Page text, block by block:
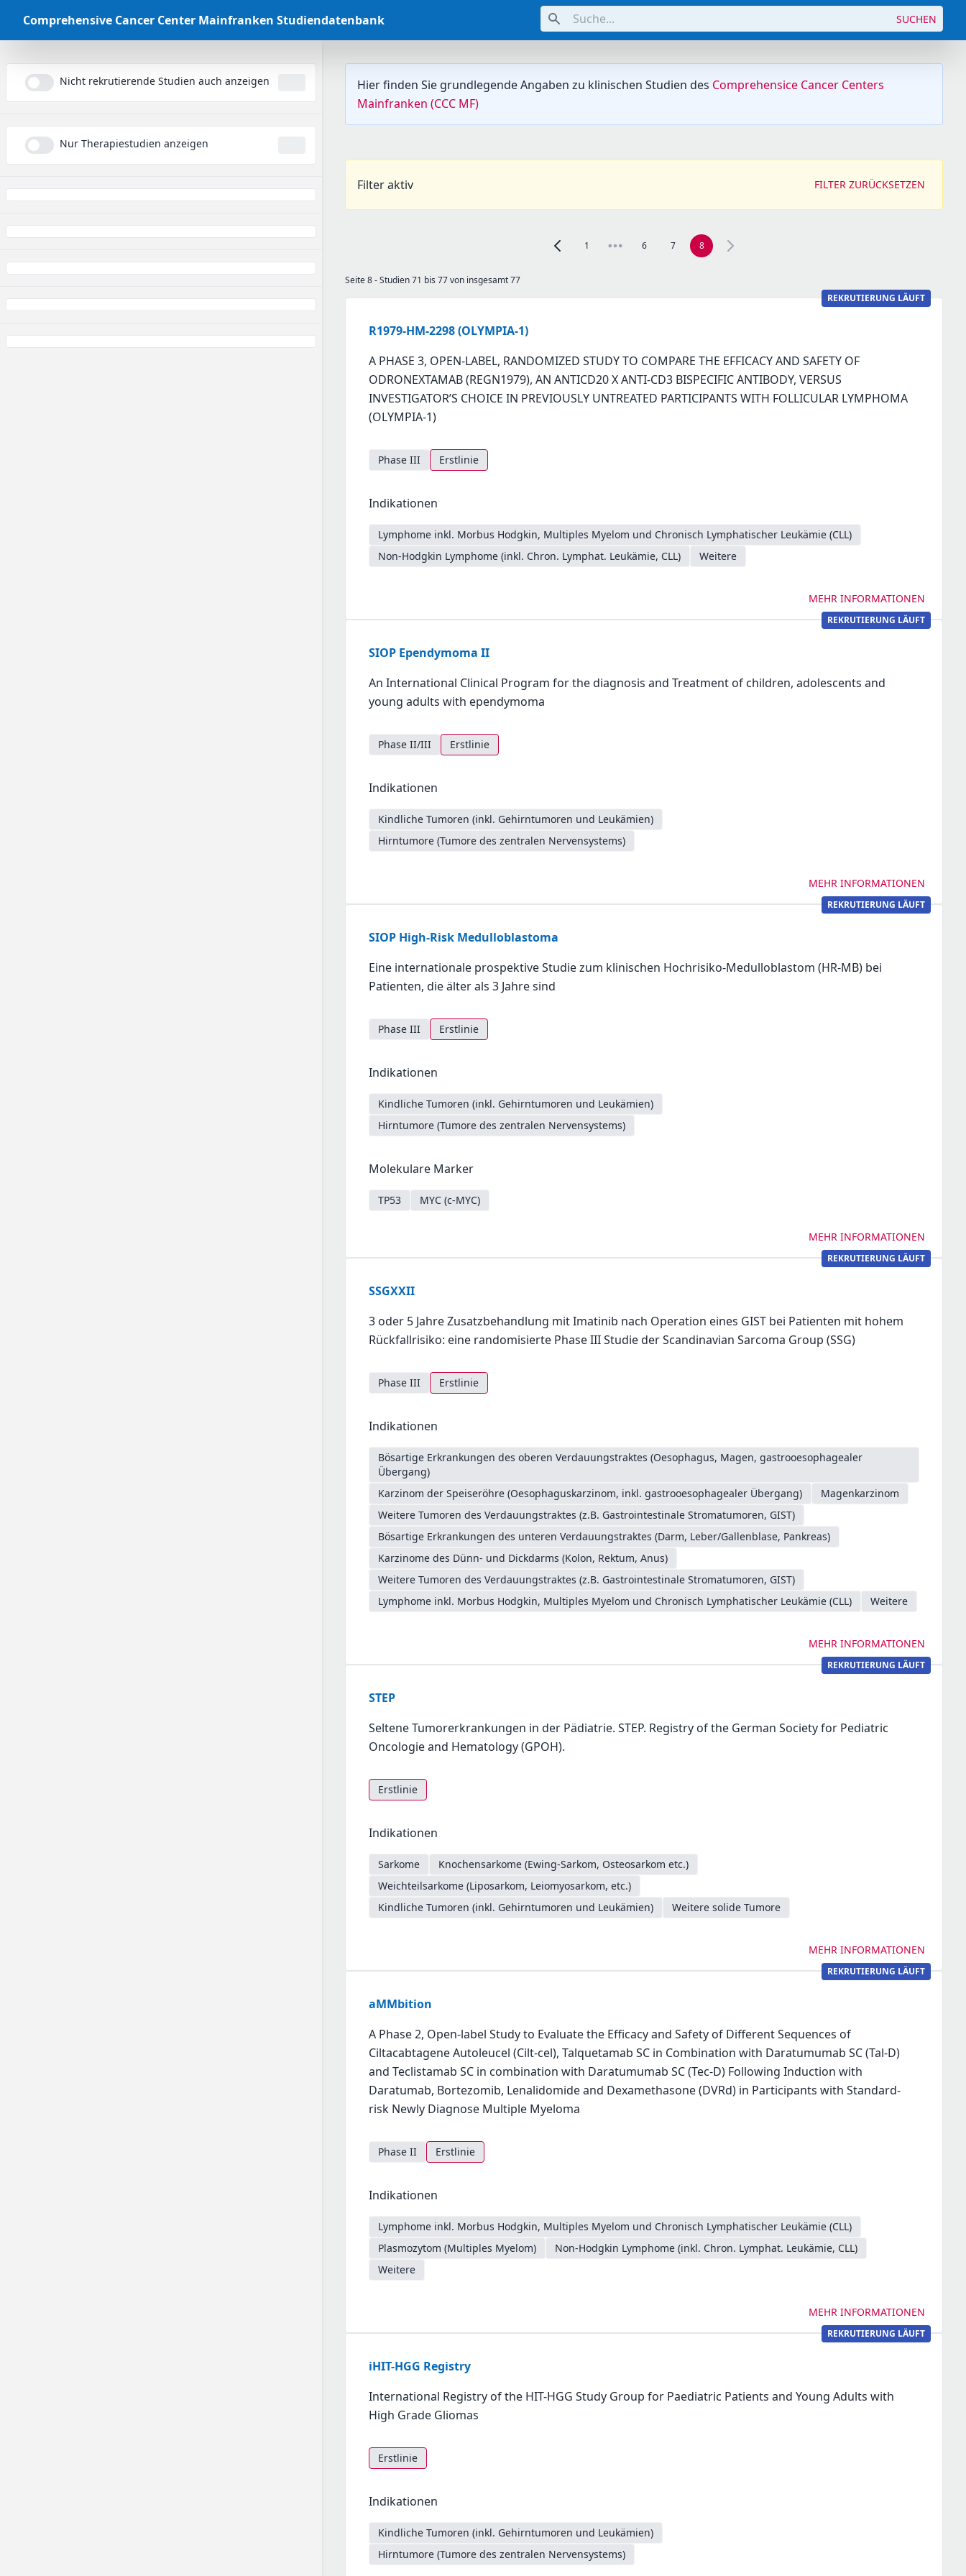
Comprehensive Cancer Center Mainfranken Studiendatenbank
Nicht rekrutierende Studien auch anzeigen
Nur Therapiestudien anzeigen
Hier finden Sie grundlegende Angaben zu klinischen Studien des Comprehensice Cancer Centers
Mainfranken (CCC MF)
Suche... SUCHEN
Filter aktiv FILTER ZURÜCKSETZEN
Zur vorherigen Seite, Seite 7 navigieren
1 6 7 8
Seite 8 - Studien 71 bis 77 von insgesamt 77
REKRUTIERUNG LÄUFT
R1979-HM-2298 (OLYMPIA-1)
A PHASE 3, OPEN-LABEL, RANDOMIZED STUDY TO COMPARE THE EFFICACY AND SAFETY OF
ODRONEXTAMAB (REGN1979), AN ANTICD20 X ANTI-CD3 BISPECIFIC ANTIBODY, VERSUS
INVESTIGATOR’S CHOICE IN PREVIOUSLY UNTREATED PARTICIPANTS WITH FOLLICULAR LYMPHOMA
(OLYMPIA-1)
Phase III Erstlinie
Indikationen
Lymphome inkl. Morbus Hodgkin, Multiples Myelom und Chronisch Lymphatischer Leukämie (CLL)
Non-Hodgkin Lymphome (inkl. Chron. Lymphat. Leukämie, CLL)
Weitere
MEHR INFORMATIONEN
REKRUTIERUNG LÄUFT
SIOP Ependymoma II
An International Clinical Program for the diagnosis and Treatment of children, adolescents and
young adults with ependymoma
Phase II/III Erstlinie
Indikationen
Kindliche Tumoren (inkl. Gehirntumoren und Leukämien)
Hirntumore (Tumore des zentralen Nervensystems)
MEHR INFORMATIONEN
REKRUTIERUNG LÄUFT
SIOP High-Risk Medulloblastoma
Eine internationale prospektive Studie zum klinischen Hochrisiko-Medulloblastom (HR-MB) bei
Patienten, die älter als 3 Jahre sind
Phase III Erstlinie
Indikationen
Kindliche Tumoren (inkl. Gehirntumoren und Leukämien)
Hirntumore (Tumore des zentralen Nervensystems)
Molekulare Marker
TP53 MYC (c-MYC)
MEHR INFORMATIONEN
REKRUTIERUNG LÄUFT
SSGXXII
3 oder 5 Jahre Zusatzbehandlung mit Imatinib nach Operation eines GIST bei Patienten mit hohem
Rückfallrisiko: eine randomisierte Phase III Studie der Scandinavian Sarcoma Group (SSG)
Phase III Erstlinie
Indikationen
Bösartige Erkrankungen des oberen Verdauungstraktes (Oesophagus, Magen, gastrooesophagealer
Übergang)
Karzinom der Speiseröhre (Oesophaguskarzinom, inkl. gastrooesophagealer Übergang)
Magenkarzinom
Weitere Tumoren des Verdauungstraktes (z.B. Gastrointestinale Stromatumoren, GIST)
Bösartige Erkrankungen des unteren Verdauungstraktes (Darm, Leber/Gallenblase, Pankreas)
Karzinome des Dünn- und Dickdarms (Kolon, Rektum, Anus)
Weitere Tumoren des Verdauungstraktes (z.B. Gastrointestinale Stromatumoren, GIST)
Lymphome inkl. Morbus Hodgkin, Multiples Myelom und Chronisch Lymphatischer Leukämie (CLL)
Weitere
MEHR INFORMATIONEN
REKRUTIERUNG LÄUFT
STEP
Seltene Tumorerkrankungen in der Pädiatrie. STEP. Registry of the German Society for Pediatric
Oncologie and Hematology (GPOH).
Erstlinie
Indikationen
Sarkome
Knochensarkome (Ewing-Sarkom, Osteosarkom etc.)
Weichteilsarkome (Liposarkom, Leiomyosarkom, etc.)
Kindliche Tumoren (inkl. Gehirntumoren und Leukämien)
Weitere solide Tumore
MEHR INFORMATIONEN
REKRUTIERUNG LÄUFT
aMMbition
A Phase 2, Open-label Study to Evaluate the Efficacy and Safety of Different Sequences of
Ciltacabtagene Autoleucel (Cilt-cel), Talquetamab SC in Combination with Daratumumab SC (Tal-D)
and Teclistamab SC in combination with Daratumumab SC (Tec-D) Following Induction with
Daratumab, Bortezomib, Lenalidomide and Dexamethasone (DVRd) in Participants with Standard-
risk Newly Diagnose Multiple Myeloma
Phase II Erstlinie
Indikationen
Lymphome inkl. Morbus Hodgkin, Multiples Myelom und Chronisch Lymphatischer Leukämie (CLL)
Plasmozytom (Multiples Myelom)
Non-Hodgkin Lymphome (inkl. Chron. Lymphat. Leukämie, CLL)
Weitere
MEHR INFORMATIONEN
REKRUTIERUNG LÄUFT
iHIT-HGG Registry
International Registry of the HIT-HGG Study Group for Paediatric Patients and Young Adults with
High Grade Gliomas
Erstlinie
Indikationen
Kindliche Tumoren (inkl. Gehirntumoren und Leukämien)
Hirntumore (Tumore des zentralen Nervensystems)